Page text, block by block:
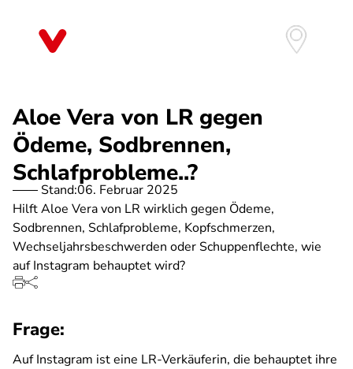
Aloe Vera von LR gegen
Ödeme, Sodbrennen,
Schlafprobleme..?
Stand:06. Februar 2025
Hilft Aloe Vera von LR wirklich gegen Ödeme,
Sodbrennen, Schlafprobleme, Kopfschmerzen,
Wechseljahrsbeschwerden oder Schuppenflechte, wie
auf Instagram behauptet wird?
Frage:
Auf Instagram ist eine LR-Verkäuferin, die behauptet ihre